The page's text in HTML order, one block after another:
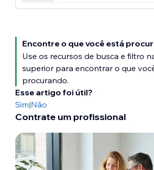
Encontre o que você está
Use os recursos de busca e filtro
superior para encontrar o que
procurando.
Esse artigo foi útil?
Sim|Não
Contrate um profissional